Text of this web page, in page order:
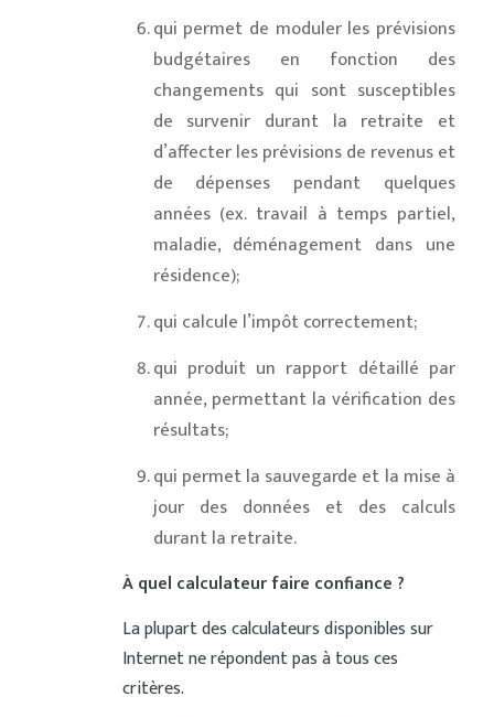
qui permet de moduler les prévisions
budgétaires en fonction des
changements qui sont susceptibles
de survenir durant la retraite et
d’affecter les prévisions de revenus et
de dépenses pendant quelques
années (ex. travail à temps partiel,
maladie, déménagement dans une
résidence);
qui calcule l’impôt correctement;
qui produit un rapport détaillé par
année, permettant la vérification des
résultats;
qui permet la sauvegarde et la mise à
jour des données et des calculs
durant la retraite.
À quel calculateur faire confiance ?
La plupart des calculateurs disponibles sur
Internet ne répondent pas à tous ces
critères.